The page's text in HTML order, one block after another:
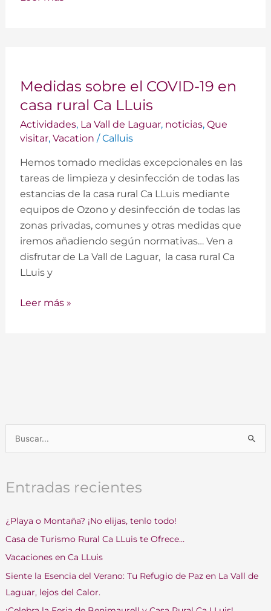
c
r
p
o
r
:
Entradas recientes
¿Playa o Montaña? ¡No elijas, tenlo todo!
Casa de Turismo Rural Ca LLuis te Ofrece…
Vacaciones en Ca LLuis
Siente la Esencia del Verano: Tu Refugio de Paz en La Vall de
Laguar, lejos del Calor.
Medidas sobre el COVID-19 en
casa rural Ca LLuis
Actividades, La Vall de Laguar, noticias, Que
visitar, Vacation /Calluis
Hemos tomado medidas excepcionales en las
tareas de limpieza y desinfección de todas las
estancias de la casa rural Ca LLuis mediante
equipos de Ozono y desinfección de todas las
zonas privadas, comunes y otras medidas que
iremos añadiendo según normativas… Ven a
disfrutar de La Vall de Laguar, la casa rural Ca
LLuis y
sobre
el
19
casa
rural
Ca
LLuis
Leer más »